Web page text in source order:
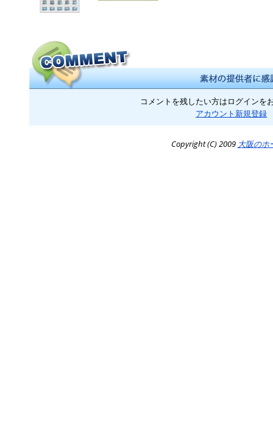
コメントを残したい方はログインを
アカウント新規登録
Copyright (C) 2009 大阪のホ